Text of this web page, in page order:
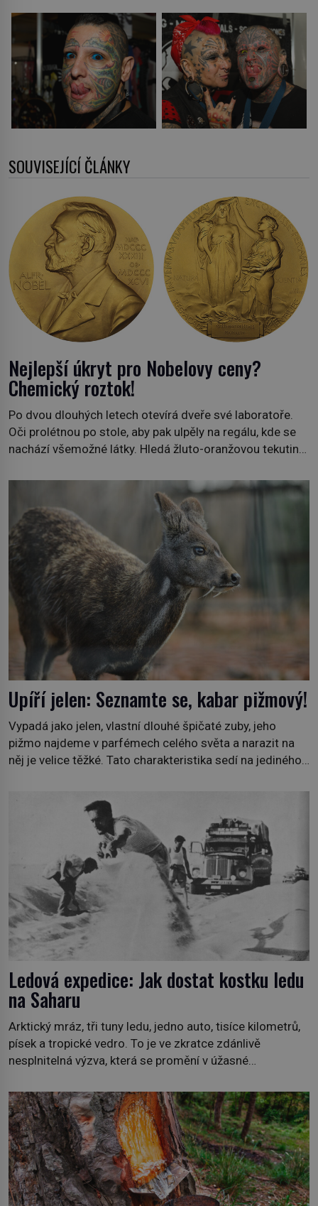
SOUVISEJÍCÍ ČLÁNKY
Nejlepší úkryt pro Nobelovy ceny?
Chemický roztok!
Po dvou dlouhých letech otevírá dveře své laboratoře.
Oči prolétnou po stole, aby pak ulpěly na regálu, kde se
nachází všemožné látky. Hledá žluto-oranžovou tekutinu,
plán dokončit. Pod termínem aqua regia se skrývá
směs s názvem lučavka královská. Svůj přídomek nemá
pro nic za nic, […]
Upíří jelen: Seznamte se, kabar pižmový!
Vypadá jako jelen, vlastní dlouhé špičaté zuby, jeho
pižmo najdeme v parfémech celého světa a narazit na
něj je velice těžké. Tato charakteristika sedí na jediného
1778), jenže v Asii o něm ví už celá staletí. Zvíře
připomíná jelena, v kohoutku dosahuje […]
Ledová expedice: Jak dostat kostku ledu
na Saharu
Arktický mráz, tři tuny ledu, jedno auto, tisíce kilometrů,
písek a tropické vedro. To je ve zkratce zdánlivě
nesplnitelná výzva, která se promění v úžasné
na podzim 1958 jako hec. Rádio Luxembourg přichází s
neobvyklou výzvou. Tomu, kdo dokáže dopravit ze
severního polárního kruhu na […]